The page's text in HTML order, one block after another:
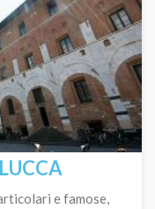
e famose,